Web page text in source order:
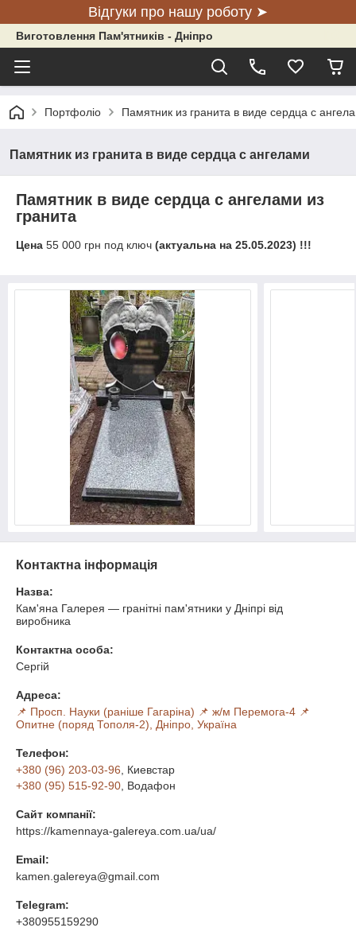
Відгуки про нашу роботу ➤
Виготовлення Пам'ятників - Дніпро
Портфоліо Памятник из гранита в виде сердца с
Памятник из гранита в виде сердца с ангелами
Памятник в виде сердца с ангелами из
гранита
Цена 55 000 грн под ключ (актуальна на 25.05.2023) !!!
Контактна інформація
Назва:
Кам'яна Галерея — гранітні пам'ятники у Дніпрі від
виробника
Контактна особа:
Сергій
Адреса:
📌 Просп. Науки (раніше Гагаріна) 📌 ж/м Перемога-4 📌
Опитне (поряд Тополя-2), Дніпро, Україна
Телефон:
+380 (96) 203-03-96, Киевстар
+380 (95) 515-92-90, Водафон
Сайт компанії:
https://kamennaya-galereya.com.ua/ua/
Email:
kamen.galereya@gmail.com
Telegram:
+380955159290